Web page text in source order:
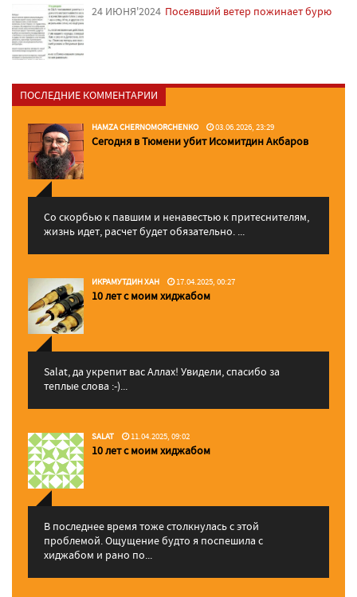
24 ИЮНЯ'2024 Посеявший ветер пожинает бурю
ПОСЛЕДНИЕ КОММЕНТАРИИ
HAMZA CHERNOMORCHENKO 03.06.2026, 23:29
Сегодня в Тюмени убит Исомитдин Акбаров
Со скорбью к павшим и ненавестью к притеснителям,
жизнь идет, расчет будет обязательно. ...
ИКРАМУТДИН ХАН 17.04.2025, 00:27
10 лет с моим хиджабом
Salat, да укрепит вас Аллаx! Увидели, спасибо за
теплые слова :-)...
SALAT 11.04.2025, 09:02
10 лет с моим хиджабом
В последнее время тоже столкнулась с этой
проблемой. Ощущение будто я поспешила с
хиджабом и рано по...